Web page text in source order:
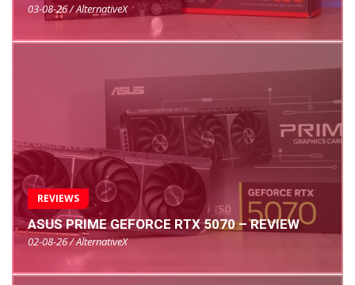
03-08-26 / AlternativeX
REVIEWS
ASUS PRIME GEFORCE RTX 5070 – REVIEW
02-08-26 / AlternativeX